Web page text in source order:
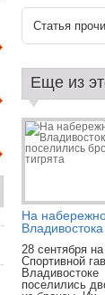
Статья
Еще из
На
Владивостока
28 сентября на
Спортивной
Владивостоке
поселились